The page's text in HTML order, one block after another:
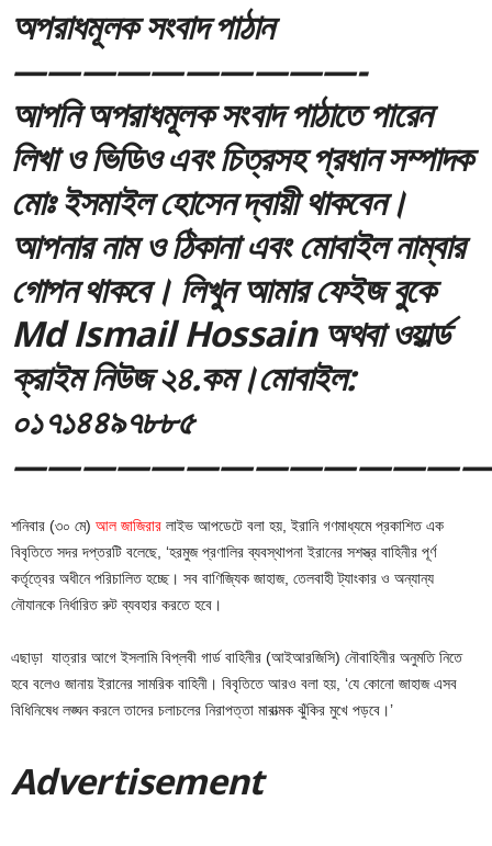
অপরাধমূলক সংবাদ পাঠান
——————————-
আপনি অপরাধমূলক সংবাদ পাঠাতে পারেন
লিখা ও ভিডিও এবং চিত্রসহ প্রধান সম্পাদক
মোঃ ইসমাইল হোসেন দ্বায়ী থাকবেন।
আপনার নাম ও ঠিকানা এবং মোবাইল নাম্বার
গোপন থাকবে। লিখুন আমার ফেইজ বুকে
Md Ismail Hossain অথবা ওয়ার্ল্ড
ক্রাইম নিউজ ২৪.কম।মোবাইল:
০১৭১৪৪৯৭৮৮৫
শনিবার (৩০ মে) আল জাজিরার লাইভ আপডেটে বলা হয়, ইরানি গণমাধ্যমে প্রকাশিত এক
বিবৃতিতে সদর দপ্তরটি বলেছে, ‘হরমুজ প্রণালির ব্যবস্থাপনা ইরানের সশস্ত্র বাহিনীর পূর্ণ
কর্তৃত্বের অধীনে পরিচালিত হচ্ছে। সব বাণিজ্যিক জাহাজ, তেলবাহী ট্যাংকার ও অন্যান্য
নৌযানকে নির্ধারিত রুট ব্যবহার করতে হবে।
এছাড়া যাত্রার আগে ইসলামি বিপ্লবী গার্ড বাহিনীর (আইআরজিসি) নৌবাহিনীর অনুমতি নিতে
হবে বলেও জানায় ইরানের সামরিক বাহিনী। বিবৃতিতে আরও বলা হয়, ‘যে কোনো জাহাজ এসব
বিধিনিষেধ লঙ্ঘন করলে তাদের চলাচলের নিরাপত্তা মারাত্মক ঝুঁকির মুখে পড়বে।’
Advertisement